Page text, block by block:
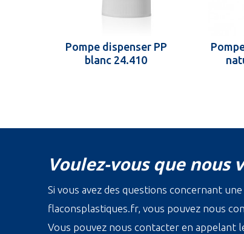
Pompe dispenser PP
blanc 24.410
Voulez-vous que nous
Si vous avez des questions concernant
flaconsplastiques.fr, vous pouvez nous
Vous pouvez nous contacter en appelant